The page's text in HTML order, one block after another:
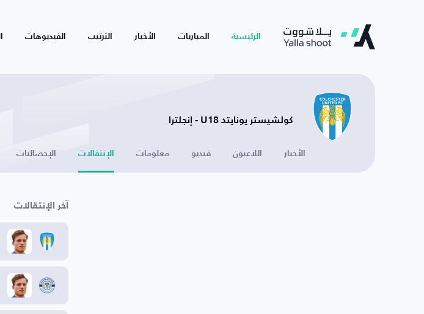
الرئيسية المباريات الأخبار الترتيب الفيديوهات
كولشيستر يونايتد U18 - إنجلترا
الأخبار اللاعبون فيديو معلومات الإنتقالات الإحصائيات
آخر الإنتقالات